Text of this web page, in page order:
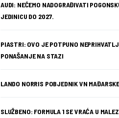
AUDI: NEĆEMO NADOGRAĐIVATI
JEDINICU DO 2027.
PIASTRI: OVO JE POTPUNO
PONAŠANJE NA STAZI
LANDO NORRIS POBJEDNIK VN
SLUŽBENO: FORMULA 1 SE VRAĆA U